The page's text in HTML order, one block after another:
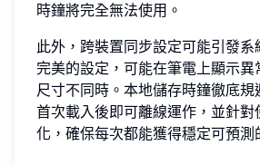
時鐘將完全無法使用。
此外，跨裝置同步設定可能引發
完美的設定，可能在筆電上顯示
尺寸不同時。本地儲存時鐘徹底規
首次載入後即可離線運作，並針對
化，確保每次都能獲得穩定可預測